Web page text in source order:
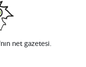
net gazetesi.